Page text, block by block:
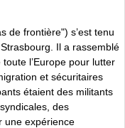
de frontière") s’est tenu
Il a rassemblé
l’Europe pour lutter
et sécuritaires
étaient des militants
des
une expérience